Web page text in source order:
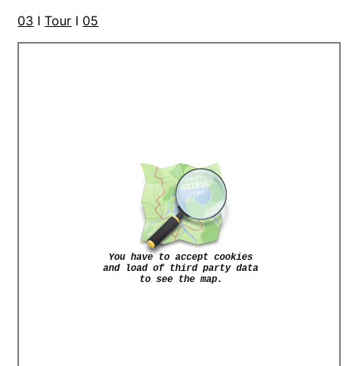
03 ITour I 05